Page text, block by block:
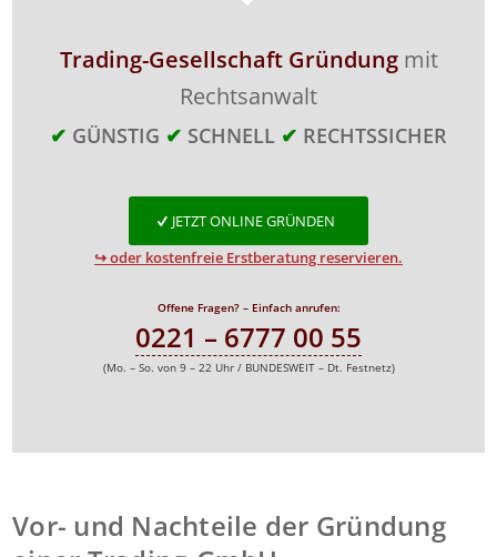
Trading-Gesellschaft Gründungmit
Rechtsanwalt
✔ GÜNSTIG ✔ SCHNELL ✔ RECHTSSICHER
JETZT ONLINE GRÜNDEN
↪ oder kostenfreie Erstberatung reservieren.
Offene Fragen? – Einfach anrufen:
0221 – 6777 00 55
(Mo. – So. von 9 – 22 Uhr / BUNDESWEIT – Dt. Festnetz)
Vor- und Nachteile der Gründung